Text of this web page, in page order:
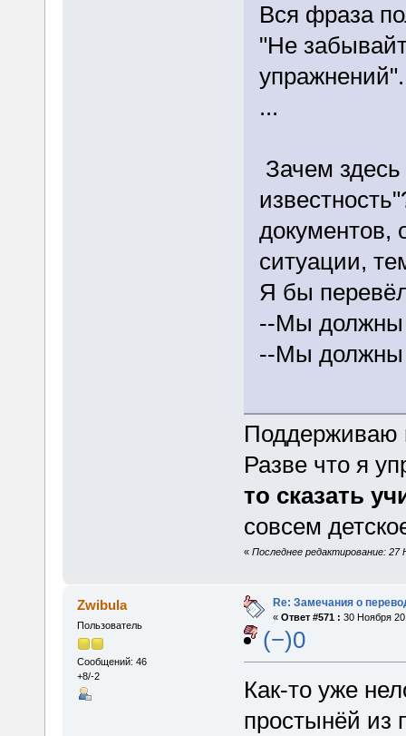
Вся фраза
"Не
упражнений".
...
Зачем здесь
документов,
ситуации,
Я бы
--Мы должны
--Мы должны
Поддерживаю
Разве что я
то сказать
совсем
« Последнее редактирование: 27
Zwibula
Пользователь
Сообщений: 46
+8/-2
Re: Замечания о
« Ответ #571 : 30 Ноября
(−)0
Как-то уже
простынёй из